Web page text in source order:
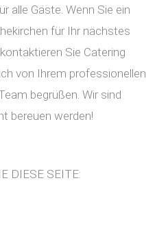
alle Gäste. Wenn Sie ein
für Ihr nächstes
Sie Catering
von Ihrem professionellen
begrüßen. Wir sind
bereuen werden!
DIESE SEITE: